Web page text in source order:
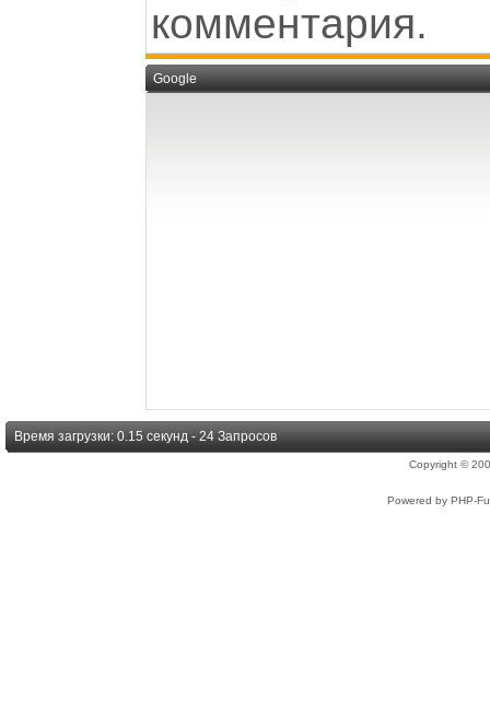
комментария.
Google
Время загрузки: 0.15 секунд - 24 Запросов
Copyright ©
Powered by PHP-